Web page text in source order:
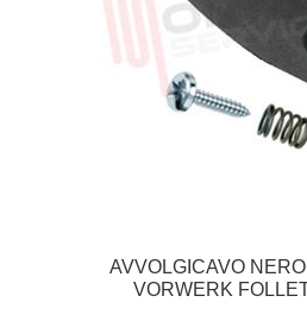
AVVOLGICAVO
VORWERK